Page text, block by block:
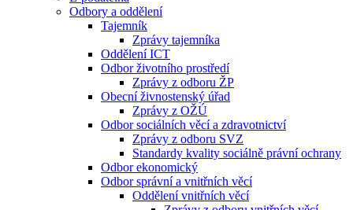
Odbory a oddělení
Tajemník
Zprávy tajemníka
Oddělení ICT
Odbor životního prostředí
Zprávy z odboru ŽP
Obecní živnostenský úřad
Zprávy z OŽÚ
Odbor sociálních věcí a zdravotnictví
Zprávy z odboru SVZ
Standardy kvality sociálně právní ochrany
Odbor ekonomický
Odbor správní a vnitřních věcí
Oddělení vnitřních věcí